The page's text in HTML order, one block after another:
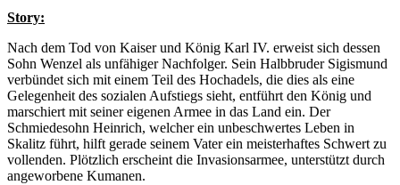
Story:
Nach dem Tod von Kaiser und König Karl IV. erweist sich dessen
Sohn Wenzel als unfähiger Nachfolger. Sein Halbbruder Sigismund
verbündet sich mit einem Teil des Hochadels, die dies als eine
Gelegenheit des sozialen Aufstiegs sieht, entführt den König und
marschiert mit seiner eigenen Armee in das Land ein. Der
Schmiedesohn Heinrich, welcher ein unbeschwertes Leben in
Skalitz führt, hilft gerade seinem Vater ein meisterhaftes Schwert zu
vollenden. Plötzlich erscheint die Invasionsarmee, unterstützt durch
angeworbene Kumanen.